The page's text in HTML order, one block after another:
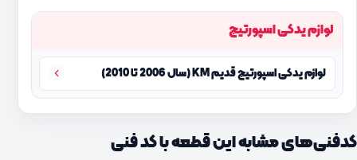
لوازم یدکی اسپورتیج
لوازم یدکی اسپورتیج قدیم KM (سال 2006 تا 2010)
کدفنی‌های مشابه این قطعه با کد فنی